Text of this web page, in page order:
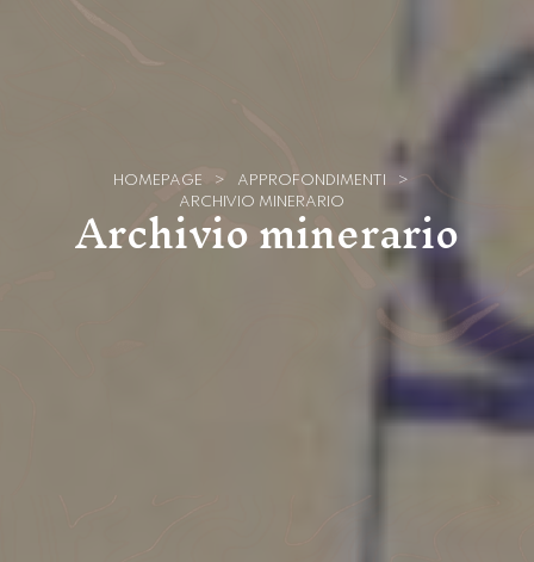
HOMEPAGE > APPROFONDIMENTI
>
ARCHIVIO MINERARIO
Archivio minerario